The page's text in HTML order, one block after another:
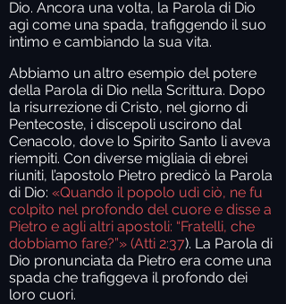
Dio. Ancora una volta, la Parola di Dio
agì come una spada, trafiggendo il suo
intimo e cambiando la sua vita.
Abbiamo un altro esempio del potere
della Parola di Dio nella Scrittura. Dopo
la risurrezione di Cristo, nel giorno di
Pentecoste, i discepoli uscirono dal
Cenacolo, dove lo Spirito Santo li aveva
riempiti. Con diverse migliaia di ebrei
riuniti, l’apostolo Pietro predicò la Parola
di Dio: «Quando il popolo udì ciò, ne fu
colpito nel profondo del cuore e disse a
Pietro e agli altri apostoli: “Fratelli, che
dobbiamo fare?”» (Atti 2:37). La Parola di
Dio pronunciata da Pietro era come una
spada che trafiggeva il profondo dei
loro cuori.